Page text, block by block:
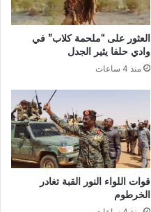
العثور على “ملحمة كلاب” في
وادي حلفا يثير الجدل
منذ 4 ساعات
قوات اللواء النور القبة تغادر
الخرطوم